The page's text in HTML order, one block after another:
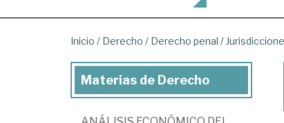
Inicio / Derecho / Derecho penal /
Materias de Derecho